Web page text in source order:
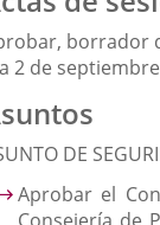
borrador
2 de
DE
Aprobar el